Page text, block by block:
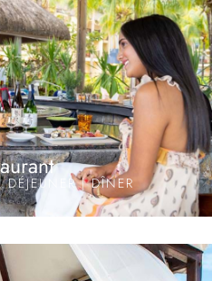
DÉJEUNER | DÎNER